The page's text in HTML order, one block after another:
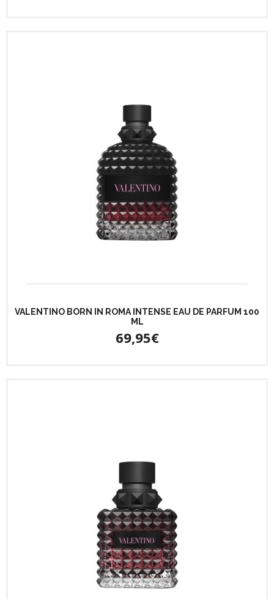
VALENTINO BORN IN ROMA INTENSE EAU DE PARFUM 100
ML
69,95€